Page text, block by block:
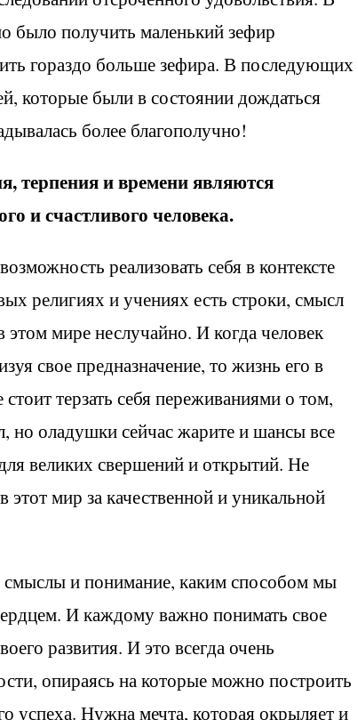
было получить маленький зефир
гораздо больше зефира. В последующих
которые были в состоянии дождаться
более благополучно!
терпения и времени являются
и счастливого человека.
реализовать себя в контексте
религиях и учениях есть строки, смысл
мире неслучайно. И когда человек
свое предназначение, то жизнь его в
терзать себя переживаниями о том,
но оладушки сейчас жарите и шансы все
великих свершений и открытий. Не
мир за качественной и уникальной
и понимание, каким способом мы
И каждому важно понимать свое
развития. И это всегда очень
опираясь на которые можно построить
успеха. Нужна мечта, которая окрыляет и